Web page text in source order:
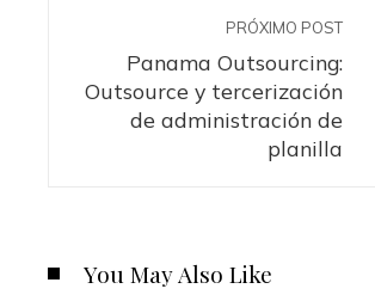
PRÓXIMO POST
Panama Outsourcing:
Outsource y tercerización
de administración de
planilla
You May Also Like